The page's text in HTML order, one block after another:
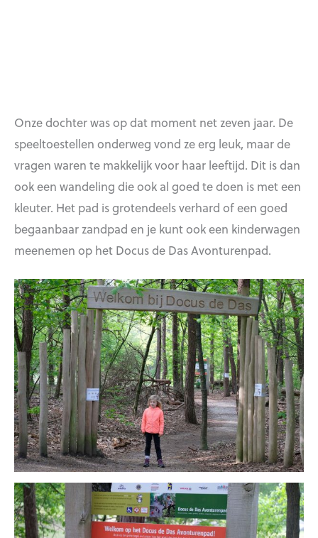
Onze dochter was op dat moment net zeven jaar. De
speeltoestellen onderweg vond ze erg leuk, maar de
vragen waren te makkelijk voor haar leeftijd. Dit is dan
ook een wandeling die ook al goed te doen is met een
kleuter. Het pad is grotendeels verhard of een goed
begaanbaar zandpad en je kunt ook een kinderwagen
meenemen op het Docus de Das Avonturenpad.